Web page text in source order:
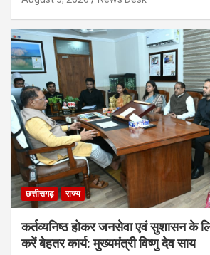
छत्तीसगढ़ राज्य
कर्तव्यनिष्ठ होकर जनसेवा एवं सुशासन के
करें बेहतर कार्य: मुख्यमंत्री विष्णु देव साय